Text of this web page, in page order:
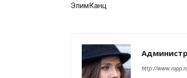
ЭлимКанц
http://